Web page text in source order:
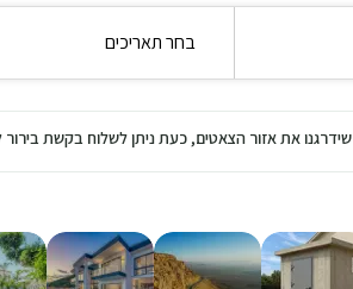
בחר תאריכים
שידרגנו את אזור הצאטים, כעת ניתן לשלוח בקשת